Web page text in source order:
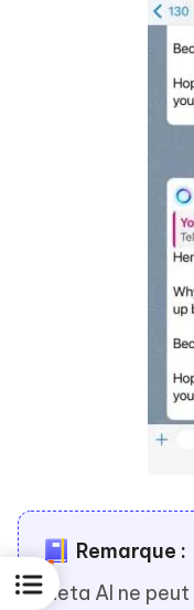
Remarque :
Meta AI ne